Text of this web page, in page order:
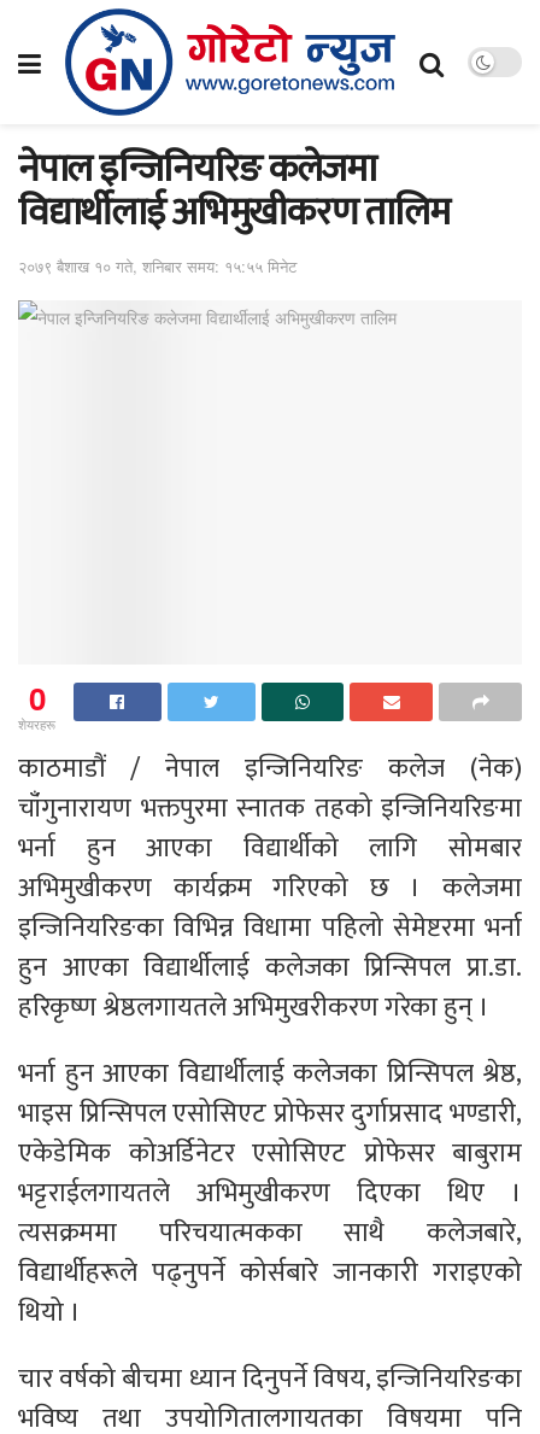
नेपाल इन्जिनियरिङ कलेजमा
विद्यार्थीलाई अभिमुखीकरण तालिम
२०७९ बैशाख १० गते, शनिबार समय: १५:५५ मिनेट
0
शेयरहरू
काठमाडौं / नेपाल इन्जिनियरिङ कलेज (नेक)
चाँंगुनारायण भक्तपुरमा स्नातक तहको इन्जिनियरिङमा
भर्ना हुन आएका विद्यार्थीको लागि सोमबार
अभिमुखीकरण कार्यक्रम गरिएको छ । कलेजमा
इन्जिनियरिङका विभिन्न विधामा पहिलो सेमेष्टरमा भर्ना
हुन आएका विद्यार्थीलाई कलेजका प्रिन्सिपल प्रा.डा.
हरिकृष्ण श्रेष्ठलगायतले अभिमुखरीकरण गरेका हुन् ।
भर्ना हुन आएका विद्यार्थीलाई कलेजका प्रिन्सिपल श्रेष्ठ,
भाइस प्रिन्सिपल एसोसिएट प्रोफेसर दुर्गाप्रसाद भण्डारी,
एकेडेमिक कोअर्डिनेटर एसोसिएट प्रोफेसर बाबुराम
भट्टराईलगायतले अभिमुखीकरण दिएका थिए ।
त्यसक्रममा परिचयात्मकका साथै कलेजबारे,
विद्यार्थीहरूले पढ्नुपर्ने कोर्सबारे जानकारी गराइएको
थियो ।
चार वर्षको बीचमा ध्यान दिनुपर्ने विषय, इन्जिनियरिङका
भविष्य तथा उपयोगितालगायतका विषयमा पनि